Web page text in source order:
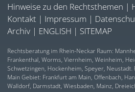
Hinweise zu den Rechtsthemen |
Kontakt | Impressum |
Archiv | ENGLISH | SITEMAP
Rechtsberatung im Rhein-Neckar Raum:
Frankenthal, Worms, Viernheim, Weinheim,
Schwetzingen, Hockenheim, Speyer, Neustadt.
Main Gebiet: Frankfurt am Main, Offenbach,
Walldorf, Darmstadt, Wiesbaden, Mainz,